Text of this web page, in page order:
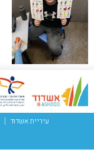
עיריית אשדוד